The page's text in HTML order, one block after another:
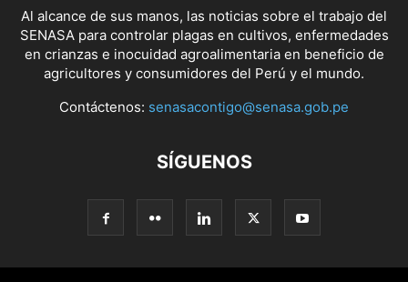
Al alcance de sus manos, las noticias sobre el trabajo del
SENASA para controlar plagas en cultivos, enfermedades
en crianzas e inocuidad agroalimentaria en beneficio de
agricultores y consumidores del Perú y el mundo.
Contáctenos: senasacontigo@senasa.gob.pe
SÍGUENOS